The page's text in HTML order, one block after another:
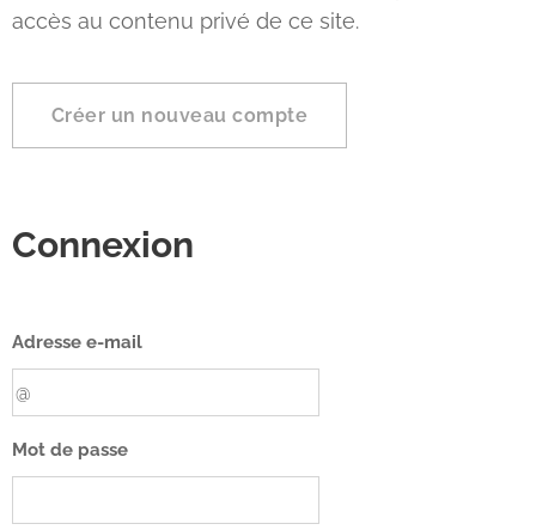
accès au contenu privé de ce site.
Créer un nouveau compte
Connexion
Adresse e-mail
Mot de passe